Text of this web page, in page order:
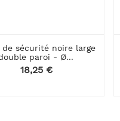
de sécurité noire large
paroi - Ø...
Prix
18,25 €